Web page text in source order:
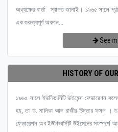
অধ্যক্ষের বার্তা স্বাগত জানাই। ১৯৬৫ সালে
এক গুরুত্বপূর্ণ অবদান...
See
HISTORY OF
১৯৬৫ সালে ইউনিভার্সিটি উইমেন্স ফেডারেশন
হয়, তা ড. মালিকা আল রাজীর চিন্তার ফসল ।
ফেডারেশন অব ইউনিভার্সিটি উইমেনের সংস্পর্শে